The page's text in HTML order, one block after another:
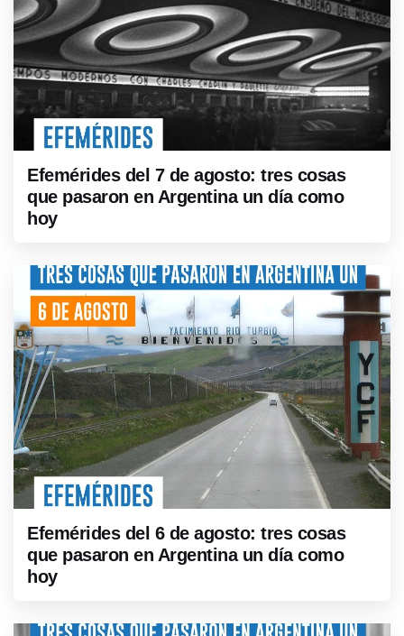
Efemérides del 7 de agosto: tres cosas
que pasaron en Argentina un día como
hoy
Efemérides del 6 de agosto: tres cosas
que pasaron en Argentina un día como
hoy